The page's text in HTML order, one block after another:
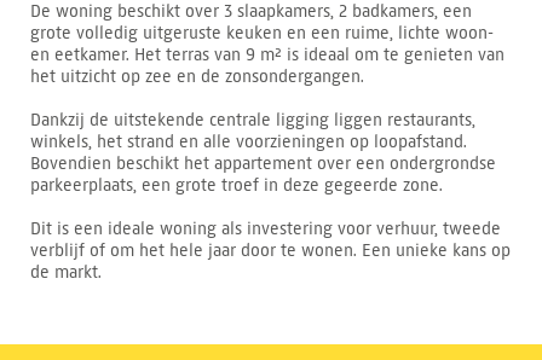
De woning beschikt over 3 slaapkamers, 2 badkamers, een
grote volledig uitgeruste keuken en een ruime, lichte woon-
en eetkamer. Het terras van 9 m² is ideaal om te genieten van
het uitzicht op zee en de zonsondergangen.
Dankzij de uitstekende centrale ligging liggen restaurants,
winkels, het strand en alle voorzieningen op loopafstand.
Bovendien beschikt het appartement over een ondergrondse
parkeerplaats, een grote troef in deze gegeerde zone.
Dit is een ideale woning als investering voor verhuur, tweede
verblijf of om het hele jaar door te wonen. Een unieke kans op
de markt.